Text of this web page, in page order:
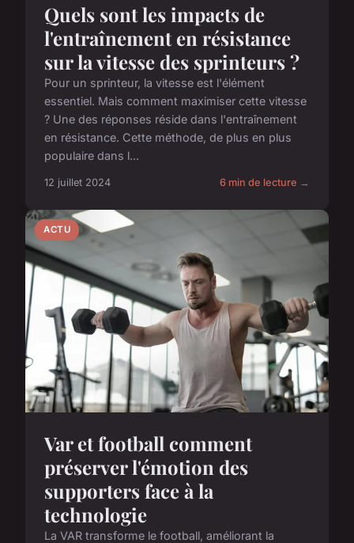
Quels sont les impacts de
l'entraînement en résistance
sur la vitesse des sprinteurs ?
Pour un sprinteur, la vitesse est l'élément
essentiel. Mais comment maximiser cette vitesse
? Une des réponses réside dans l'entraînement
en résistance. Cette méthode, de plus en plus
populaire dans l...
12 juillet 2024 6 min de lecture →
ACTU
Var et football comment
préserver l'émotion des
supporters face à la
technologie
La VAR transforme le football, améliorant la